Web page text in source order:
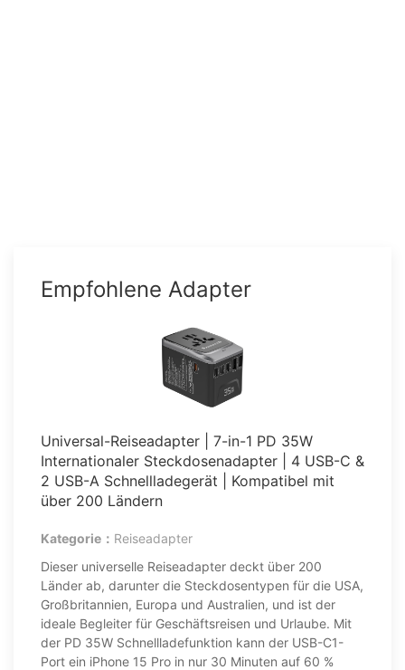
Empfohlene Adapter
Universal-Reiseadapter | 7-in-1 PD 35W
Internationaler Steckdosenadapter | 4 USB-C &
2 USB-A Schnellladegerät | Kompatibel mit
über 200 Ländern
Kategorie： Reiseadapter
Dieser universelle Reiseadapter deckt über 200
Länder ab, darunter die Steckdosentypen für die USA,
Großbritannien, Europa und Australien, und ist der
ideale Begleiter für Geschäftsreisen und Urlaube. Mit
der PD 35W Schnellladefunktion kann der USB-C1-
Port ein iPhone 15 Pro in nur 30 Minuten auf 60 %